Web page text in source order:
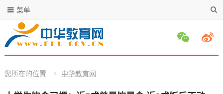
菜单
您所在的位置 中华教育网